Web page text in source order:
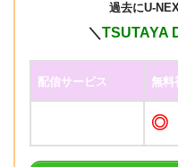
過去にU-
＼TSUTAYA
配信サービス 無料
◎